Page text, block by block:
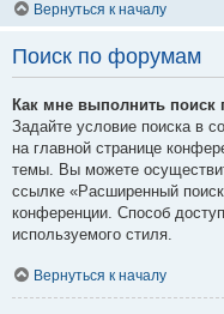
Вернуться к началу
Поиск по форумам
Как мне выполнить
Задайте условие поиска в
на главной странице
темы. Вы можете
ссылке «Расширенный
конференции. Способ
используемого стиля.
Вернуться к началу